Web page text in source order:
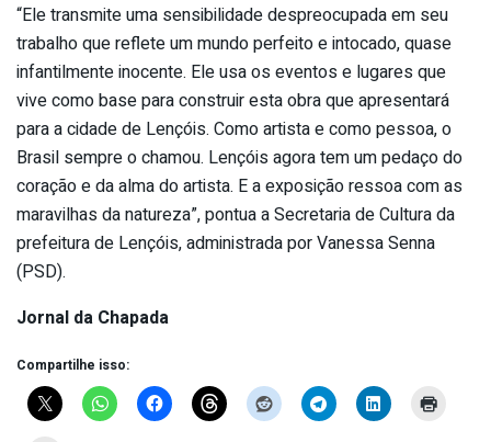
“Ele transmite uma sensibilidade despreocupada em seu
trabalho que reflete um mundo perfeito e intocado, quase
infantilmente inocente. Ele usa os eventos e lugares que
vive como base para construir esta obra que apresentará
para a cidade de Lençóis. Como artista e como pessoa, o
Brasil sempre o chamou. Lençóis agora tem um pedaço do
coração e da alma do artista. E a exposição ressoa com as
maravilhas da natureza”, pontua a Secretaria de Cultura da
prefeitura de Lençóis, administrada por Vanessa Senna
(PSD).
Jornal da Chapada
Compartilhe isso: